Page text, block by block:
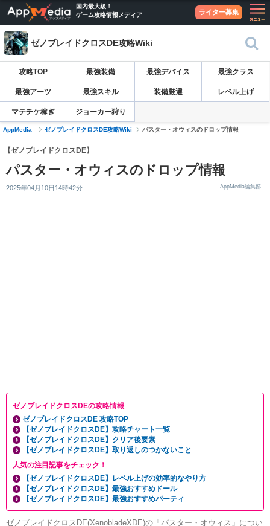
国内最大級！
ゲーム攻略情報メディア
ライター募集
ゼノブレイドクロスDE攻略Wiki
攻略TOP 最強装備 最強デバイス 最強クラス
最強アーツ 最強スキル 装備厳選 レベル上げ
マテチケ稼ぎ ジョーカー狩り
AppMedia ゼノブレイドクロスDE攻略Wiki パスター・オウィスのドロップ情報
【ゼノブレイドクロスDE】
パスター・オウィスのドロップ情報
2025年04月10日14時42分 AppMedia編集部
ゼノブレイドクロスDEの攻略情報
ゼノブレイドクロスDE 攻略TOP
【ゼノブレイドクロスDE】攻略チャート一覧
【ゼノブレイドクロスDE】クリア後要素
【ゼノブレイドクロスDE】取り返しのつかないこと
人気の注目記事をチェック！
【ゼノブレイドクロスDE】レベル上げの効率的なやり方
【ゼノブレイドクロスDE】最強おすすめドール
【ゼノブレイドクロスDE】最強おすすめパーティ
ゼノブレイドクロスDE(XenobladeXDE)の「パスター・オウィス」につい